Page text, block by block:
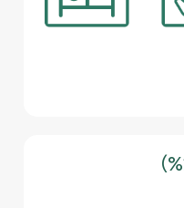
بيت التمويل الكويتي
الائتمانية الخاصة بك من
باستخدام بطاقتك واستمتع
المطاعم في